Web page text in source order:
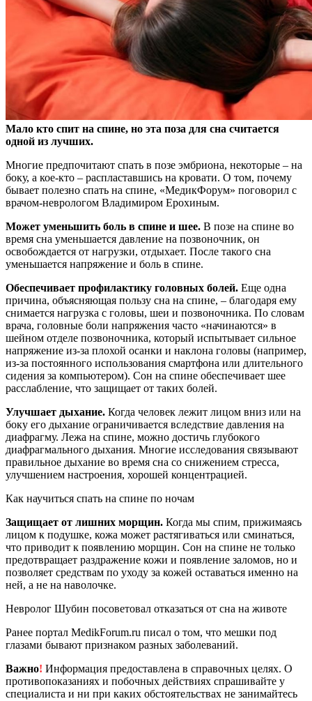
Мало кто спит на спине, но эта поза для сна считается
одной из лучших.
Многие предпочитают спать в позе эмбриона, некоторые – на
боку, а кое-кто – распластавшись на кровати. О том, почему
бывает полезно спать на спине, «МедикФорум» поговорил с
врачом-неврологом Владимиром Ерохиным.
Может уменьшить боль в спине и шее. В позе на спине во
время сна уменьшается давление на позвоночник, он
освобождается от нагрузки, отдыхает. После такого сна
уменьшается напряжение и боль в спине.
Обеспечивает профилактику головных болей. Еще одна
причина, объясняющая пользу сна на спине, – благодаря ему
снимается нагрузка с головы, шеи и позвоночника. По словам
врача, головные боли напряжения часто «начинаются» в
шейном отделе позвоночника, который испытывает сильное
напряжение из-за плохой осанки и наклона головы (например,
из-за постоянного использования смартфона или длительного
сидения за компьютером). Сон на спине обеспечивает шее
расслабление, что защищает от таких болей.
Улучшает дыхание. Когда человек лежит лицом вниз или на
боку его дыхание ограничивается вследствие давления на
диафрагму. Лежа на спине, можно достичь глубокого
диафрагмального дыхания. Многие исследования связывают
правильное дыхание во время сна со снижением стресса,
улучшением настроения, хорошей концентрацией.
Как научиться спать на спине по ночам
Защищает от лишних морщин. Когда мы спим, прижимаясь
лицом к подушке, кожа может растягиваться или сминаться,
что приводит к появлению морщин. Сон на спине не только
предотвращает раздражение кожи и появление заломов, но и
позволяет средствам по уходу за кожей оставаться именно на
ней, а не на наволочке.
Невролог Шубин посоветовал отказаться от сна на животе
Ранее портал MedikForum.ru писал о том, что мешки под
глазами бывают признаком разных заболеваний.
Важно! Информация предоставлена в справочных целях. О
противопоказаниях и побочных действиях спрашивайте у
специалиста и ни при каких обстоятельствах не занимайтесь